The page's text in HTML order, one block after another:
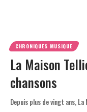
CHRONIQUES MUSIQUE
La Maison
chansons
Depuis plus de vingt ans,